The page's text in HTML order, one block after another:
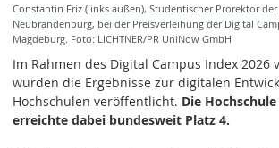
Constantin Friz (links außen), Studentischer Prorektor
Neubrandenburg, bei der Preisverleihung der Digital
Magdeburg. Foto: LICHTNER/PR UniNow GmbH
Im Rahmen des Digital Campus Index 2026
wurden die Ergebnisse zur digitalen
Hochschulen veröffentlicht. Die
erreichte dabei bundesweit Platz 4.